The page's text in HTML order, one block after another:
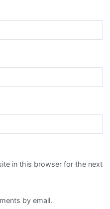
in this browser for the next
by email.